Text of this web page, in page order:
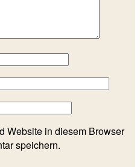
Website in diesem Browser
speichern.